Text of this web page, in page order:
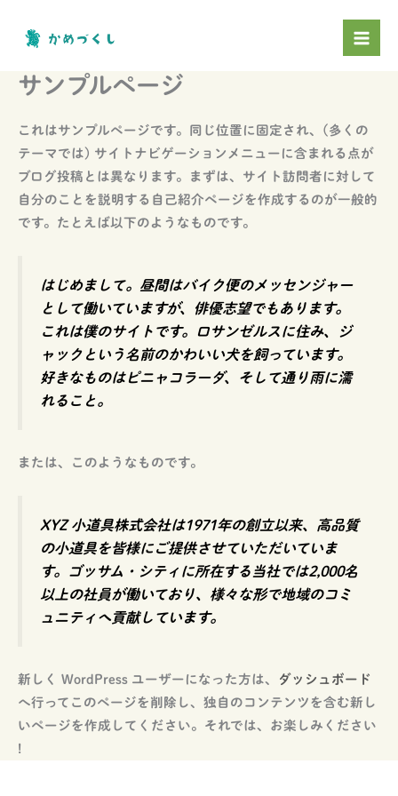
サンプルページ
これはサンプルページです。同じ位置に固定され、(多くの
テーマでは) サイトナビゲーションメニューに含まれる点が
ブログ投稿とは異なります。まずは、サイト訪問者に対して
自分のことを説明する自己紹介ページを作成するのが一般的
です。たとえば以下のようなものです。
はじめまして。昼間はバイク便のメッセンジャー
として働いていますが、俳優志望でもあります。
これは僕のサイトです。ロサンゼルスに住み、ジ
ャックという名前のかわいい犬を飼っています。
好きなものはピニャコラーダ、そして通り雨に濡
れること。
または、このようなものです。
XYZ 小道具株式会社は1971年の創立以来、高品質
の小道具を皆様にご提供させていただいていま
す。ゴッサム・シティに所在する当社では2,000名
以上の社員が働いており、様々な形で地域のコミ
ュニティへ貢献しています。
新しく WordPress ユーザーになった方は、
ダッシュボード
へ行ってこのページを削除し、独自のコンテンツを含む新し
いページを作成してください。それでは、お楽しみください
!